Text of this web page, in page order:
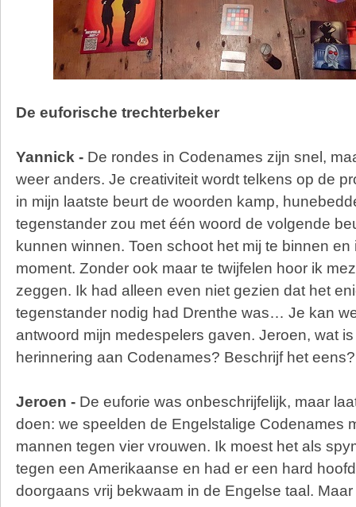
De euforische trechterbeker
Yannick - De rondes in Codenames zijn snel,
weer anders. Je creativiteit wordt telkens op de
in mijn laatste beurt de woorden kamp,
tegenstander zou met één woord de volgende
kunnen winnen. Toen schoot het mij te binnen
moment. Zonder ook maar te twijfelen hoor ik
zeggen. Ik had alleen even niet gezien dat het
tegenstander nodig had Drenthe was… Je kan
antwoord mijn medespelers gaven. Jeroen, wat
herinnering aan Codenames? Beschrijf het eens?
Jeroen - De euforie was onbeschrijfelijk, maar
doen: we speelden de Engelstalige Codenames
mannen tegen vier vrouwen. Ik moest het als
tegen een Amerikaanse en had er een hard
doorgaans vrij bekwaam in de Engelse taal.